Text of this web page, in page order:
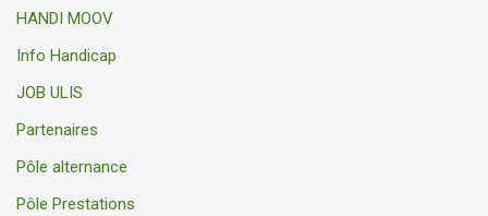
HANDI MOOV
Info Handicap
JOB ULIS
Partenaires
Pôle alternance
Pôle Prestations